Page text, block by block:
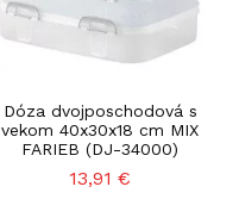
Dóza dvojposchodová s
vekom 40x30x18 cm MIX
FARIEB (DJ-34000)
13,91 €